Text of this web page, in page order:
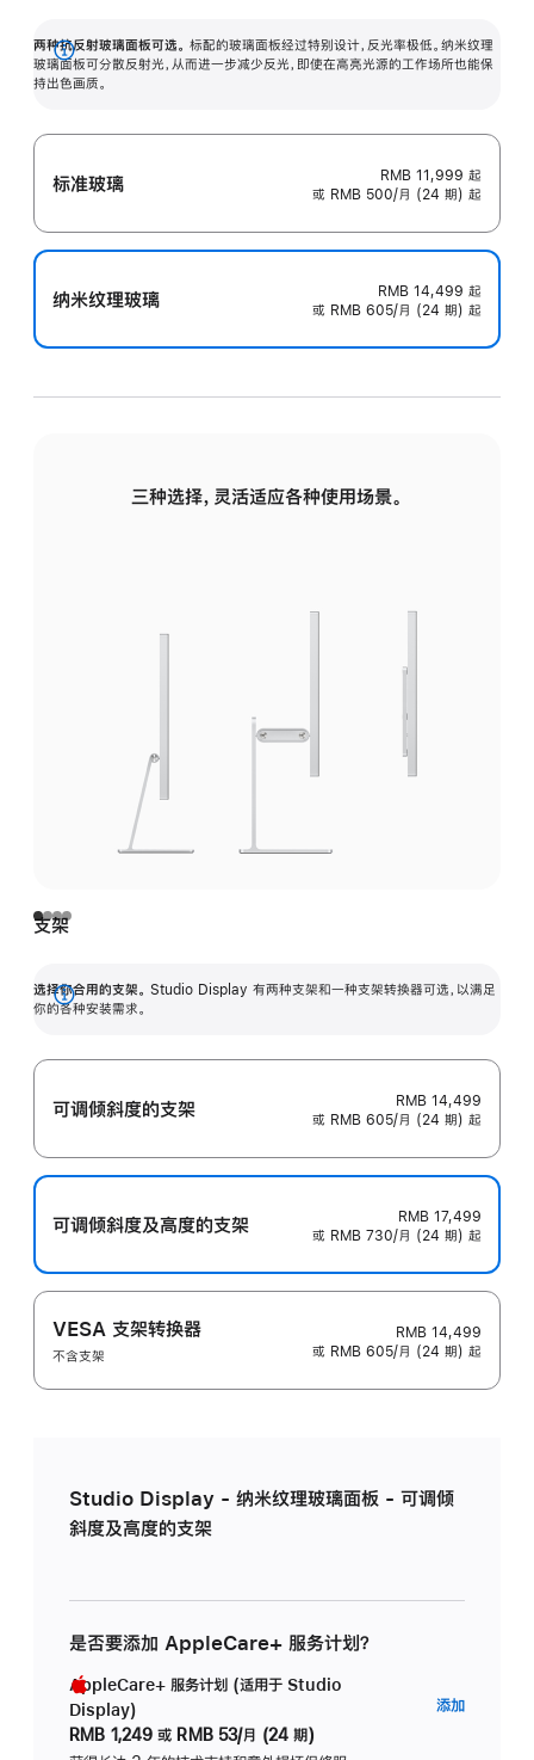
两种抗反射玻璃面板可选。 标配的玻璃面板经过特别设计，反光率极低。纳米纹理
玻璃面板可分散反射光，从而进一步减少反光，即使在高亮光源的工作场所也能保
持出色画质。
展
开
标准玻璃 RMB 11,999 起
或 RMB 500/月 (24 期) 起
纳米纹理玻璃 RMB 14,499 起
或 RMB 605/月 (24 期) 起
三种选择，灵活适应各种使用场景。
支架
选择你合用的支架。 Studio Display 有两种支架和一种支架转换器可选，以满足
你的各种安装需求。
展
可调倾斜度的支架
RMB 14,499
或 RMB 605/月 (24 期) 起
可调倾斜度及高‍度的支‍架
RMB 17,499
或 RMB 730/月 (24 期) 起
VESA 支架转换器
不含支架
RMB 14,499
或 RMB 605/月 (24 期) 起
Studio Display - 纳米纹理玻璃面板 - 可调倾
斜度及高度的支架
是否要添加 AppleCare+ 服务计划？
AppleCare+ 服务计划 (适用于 Studio
Display)
RMB 1,249 或 RMB 53/月 (24 期)
添加